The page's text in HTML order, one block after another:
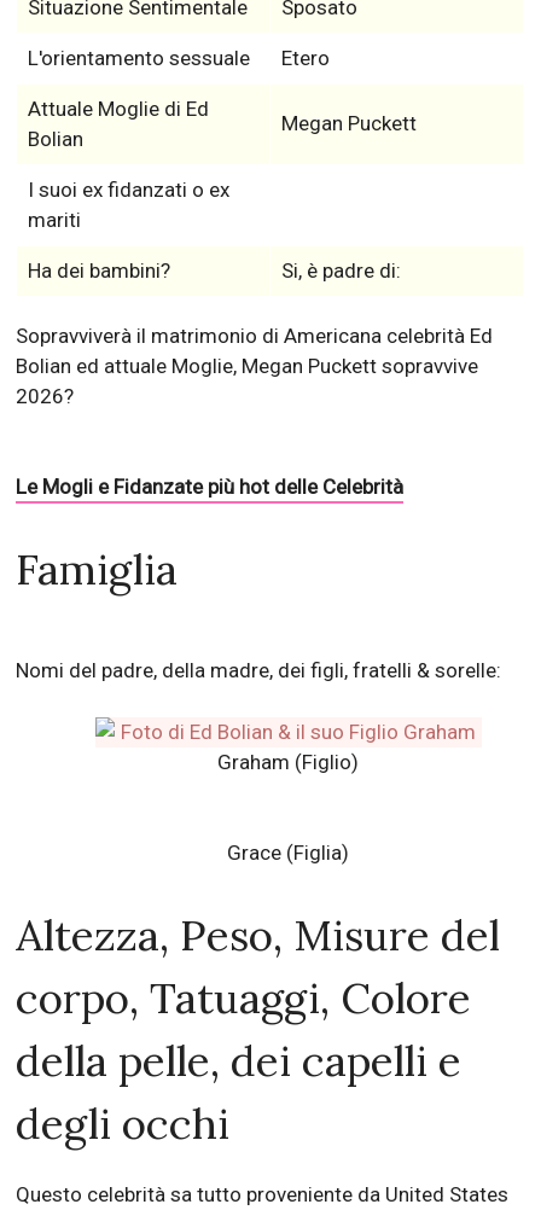
Situazione Sentimentale Sposato
L'orientamento sessuale Etero
Attuale Moglie di Ed
Bolian
Megan Puckett
I suoi ex fidanzati o ex
mariti
Ha dei bambini? Si, è padre di:
Sopravviverà il matrimonio di Americana celebrità Ed
Bolian ed attuale Moglie, Megan Puckett sopravvive
2026?
Le Mogli e Fidanzate più hot delle Celebrità
Famiglia
Nomi del padre, della madre, dei figli, fratelli & sorelle:
Graham (Figlio)
Grace (Figlia)
Altezza, Peso, Misure del
corpo, Tatuaggi, Colore
della pelle, dei capelli e
degli occhi
Questo celebrità sa tutto proveniente da United States